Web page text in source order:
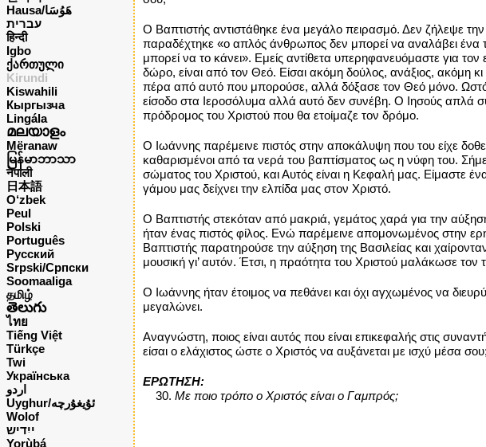
Hausa/هَوُسَا
עברית
हिन्दी
Igbo
ქართული
Kirundi
Kiswahili
Кыргызча
Lingála
മലയാളം
Mëranaw
မြန်မာဘာသာ
नेपाली
日本語
O‘zbek
Peul
Polski
Português
Русский
Srpski/Српски
Soomaaliga
தமிழ்
తెలుగు
ไทย
Tiếng Việt
Türkçe
Twi
Українська
اردو
Uyghur/ئۇيغۇرچه
Wolof
ייִדיש
Yorùbá
Ο Βαπτιστής αντιστάθηκε ένα μεγάλο πειρασμό. Δεν ζήλεψε την
παραδέχτηκε «ο απλός άνθρωπος δεν μπορεί να αναλάβει ένα
μπορεί να το κάνει». Εμείς αντίθετα υπερηφανευόμαστε για
δώρο, είναι από τον Θεό. Είσαι ακόμη δούλος, ανάξιος, ακόμη
πέρα από αυτό που μπορούσε, αλλά δόξασε τον Θεό μόνο.
είσοδο στα Ιεροσόλυμα αλλά αυτό δεν συνέβη. Ο Ιησούς απλά
πρόδρομος του Χριστού που θα ετοίμαζε τον δρόμο.
Ο Ιωάννης παρέμεινε πιστός στην αποκάλυψη που του είχε
καθαρισμένοι από τα νερά του βαπτίσματος ως η νύφη του.
σώματος του Χριστού, και Αυτός είναι η Κεφαλή μας. Είμαστε
γάμου μας δείχνει την ελπίδα μας στον Χριστό.
Ο Βαπτιστής στεκόταν από μακριά, γεμάτος χαρά για την
ήταν ένας πιστός φίλος. Ενώ παρέμεινε απομονωμένος στην
Βαπτιστής παρατηρούσε την αύξηση της Βασιλείας και
μουσική γι’ αυτόν. Έτσι, η πραότητα του Χριστού μαλάκωσε
Ο Ιωάννης ήταν έτοιμος να πεθάνει και όχι αγχωμένος να
μεγαλώνει.
Αναγνώστη, ποιος είναι αυτός που είναι επικεφαλής στις
είσαι ο ελάχιστος ώστε ο Χριστός να αυξάνεται με ισχύ μέσα
ΕΡΩΤΗΣΗ:
Με ποιο τρόπο ο Χριστός είναι ο Γαμπρός;